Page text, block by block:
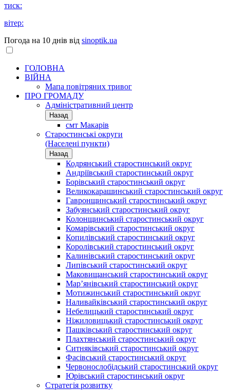
тиск:
вітер:
Погода на 10 днів від sinoptik.ua
ГОЛОВНА
ВІЙНА
Мапа повітряних тривог
ПРО ГРОМАДУ
Aдміністративний центр
Назад
смт Макарів
Старостинські округи
(Населені пункти)
Назад
Кодрянський старостинський округ
Андріївський старостинський округ
Борівський старостинський округ
Великокарашинський старостинський округ
Гавронщинський старостинський округ
Забуянський старостинський округ
Колонщинський старостинський округ
Комарівський старостинський округ
Копилівський старостинський округ
Королівський старостинський округ
Калинівський старостинський округ
Липівський старостинський округ
Маковищанський старостинський округ
Мар’янівський старостинський округ
Мотижинський старостинський округ
Наливайківський старостинський округ
Небелицький старостинський округ
Ніжиловицький старостинський округ
Пашківський старостинський округ
Плахтянський старостинський округ
Ситняківський старостинський округ
Фасівський старостинський округ
Червонослобідський старостинський округ
Юрівський старостинський округ
Стратегія розвитку